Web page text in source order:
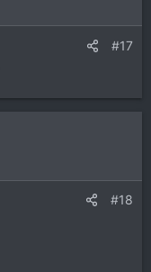
#17
#18